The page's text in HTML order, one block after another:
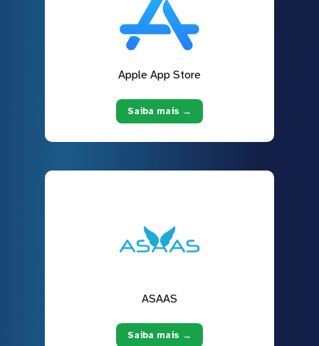
Apple App Store
Saiba mais →
ASAAS
Saiba mais →